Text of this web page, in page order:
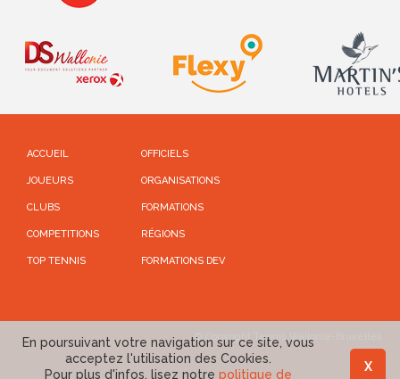
ACCUEIL
JOUEURS
CLUBS
COMPETITIONS
TOP TENNIS
OFFICIELS
ORGANISATIONS
FORMATIONS
RÉGIONS
FORMATIONS DEV
© Copyright Tennis Wallonie-Bruxelles
X
En poursuivant votre navigation sur ce site, vous
acceptez l'utilisation des Cookies.
Pour plus d'infos, lisez notre politique de